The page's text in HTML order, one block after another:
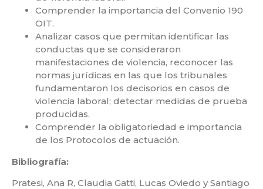
Comprender la importancia del Convenio 190
OIT.
Analizar casos que permitan identificar las
conductas que se consideraron
manifestaciones de violencia, reconocer las
normas jurídicas en las que los tribunales
fundamentaron los decisorios en casos de
violencia laboral; detectar medidas de prueba
producidas.
Comprender la obligatoriedad e importancia
de los Protocolos de actuación.
Bibliografía:
Pratesi, Ana R, Claudia Gatti, Lucas Oviedo y Santiago